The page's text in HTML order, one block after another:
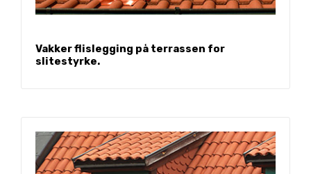
Vakker flislegging på terrassen for
slitestyrke.